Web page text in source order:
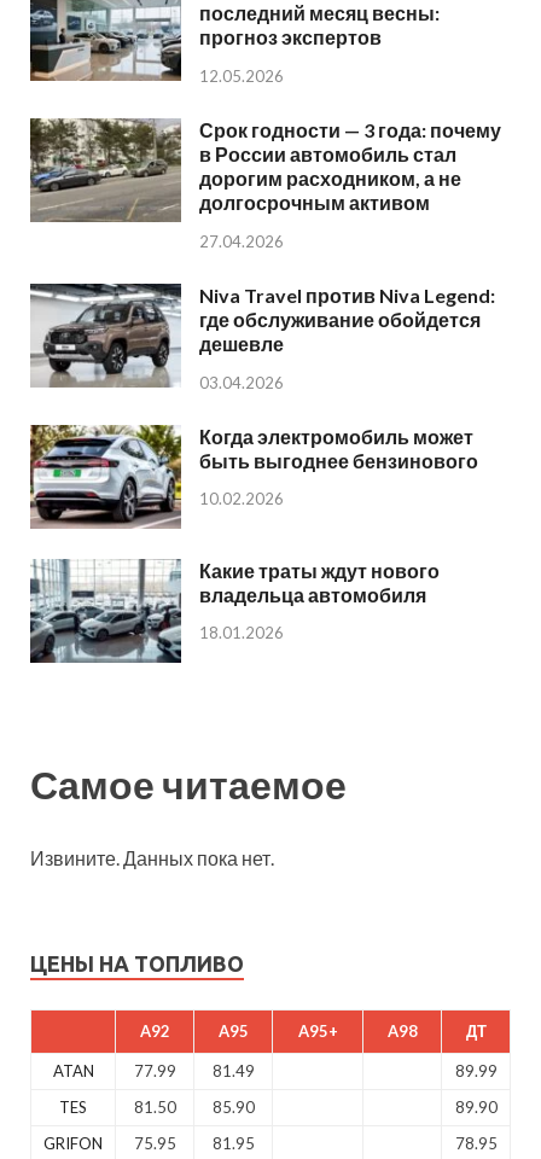
последний месяц весны:
прогноз экспертов
12.05.2026
Срок годности — 3 года: почему
в России автомобиль стал
дорогим расходником, а не
долгосрочным активом
27.04.2026
Niva Travel против Niva Legend:
где обслуживание обойдется
дешевле
03.04.2026
Когда электромобиль может
быть выгоднее бензинового
10.02.2026
Какие траты ждут нового
владельца автомобиля
18.01.2026
Самое читаемое
Извините. Данных пока нет.
ЦЕНЫ НА ТОПЛИВО
A92 A95 A95+ A98 ДТ
ATAN 77.99 81.49
89.99
TES
81.50 85.90
89.90
GRIFON
75.95 81.95 78.95